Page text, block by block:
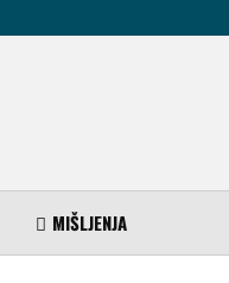
MIŠLJENJA